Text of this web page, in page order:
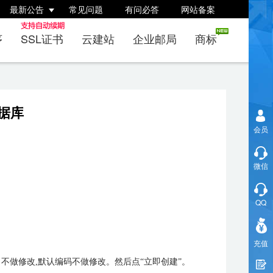
最新公告 常见问题 有问必答 网站备案
SSL证书 云建站 企业邮局 商标
库
修改,默认编码不做修改。然后点“立即创建”。
会员
微信
QQ
充值